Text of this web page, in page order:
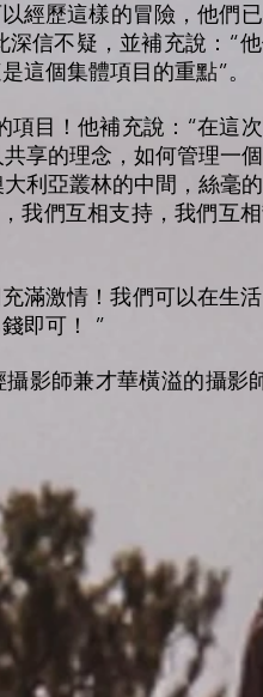
經歷這樣的冒險，他們
信不疑，並補充說：“
這個集體項目的重點”。
目！他補充說：“在這
享的理念，如何管理一
利亞叢林的中間，絲毫的
我們互相支持，我們互
滿激情！我們可以在生
即可！ ”
影師兼才華橫溢的攝影